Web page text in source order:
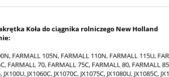
Koła do ciągnika rolniczego New Holland
FARMALL 105N, FARMALL 110N, FARMALL 115U,
FARMALL 70, FARMALL 75C, FARMALL 80, FARMALL
JX1060C, JX1070C, JX1075C, JX1080U, JX1085C,